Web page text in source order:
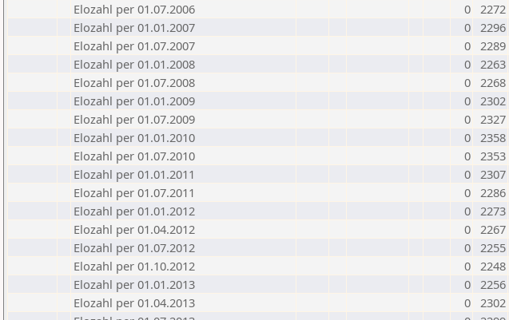
Elozahl per 01.07.2006
0 2272
Elozahl per 01.01.2007
0 2296
Elozahl per 01.07.2007
0 2289
Elozahl per 01.01.2008
0 2263
Elozahl per 01.07.2008
0 2268
Elozahl per 01.01.2009
0 2302
Elozahl per 01.07.2009
0 2327
Elozahl per 01.01.2010
0 2358
Elozahl per 01.07.2010
0 2353
Elozahl per 01.01.2011
0 2307
Elozahl per 01.07.2011
0 2286
Elozahl per 01.01.2012
0 2273
Elozahl per 01.04.2012
0 2267
Elozahl per 01.07.2012
0 2255
Elozahl per 01.10.2012
0 2248
Elozahl per 01.01.2013
0 2256
Elozahl per 01.04.2013
0 2302